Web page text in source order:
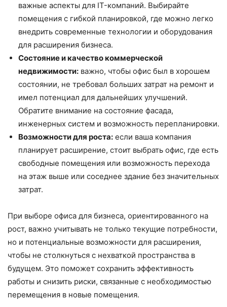
важные аспекты для IT-компаний. Выбирайте
помещения с гибкой планировкой, где можно легко
внедрить современные технологии и оборудования
для расширения бизнеса.
Состояние и качество коммерческой
недвижимости: важно, чтобы офис был в хорошем
состоянии, не требовал больших затрат на ремонт и
имел потенциал для дальнейших улучшений.
Обратите внимание на состояние фасада,
инженерных систем и возможность перепланировки.
Возможности для роста: если ваша компания
планирует расширение, стоит выбрать офис, где есть
свободные помещения или возможность перехода
на этаж выше или соседнее здание без значительных
затрат.
При выборе офиса для бизнеса, ориентированного на
рост, важно учитывать не только текущие потребности,
но и потенциальные возможности для расширения,
чтобы не столкнуться с нехваткой пространства в
будущем. Это поможет сохранить эффективность
работы и снизить риски, связанные с необходимостью
перемещения в новые помещения.